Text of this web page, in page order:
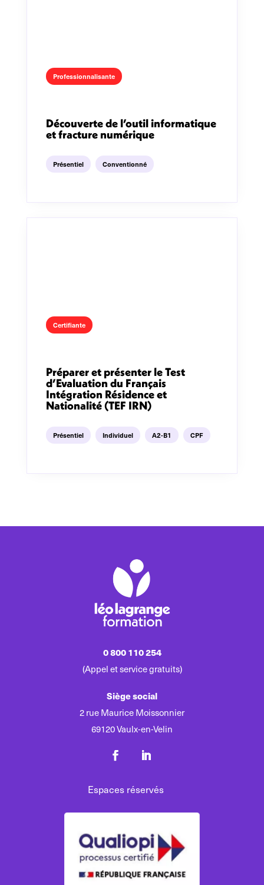
Professionnalisante
Découverte de l’outil informatique
et fracture numérique
Présentiel Conventionné
Certifiante
Préparer et présenter le Test
d’Evaluation du Français
Intégration Résidence et
Nationalité (TEF IRN)
Présentiel Individuel A2-B1 CPF
0 800 110 254
(Appel et service gratuits)
Siège social
2 rue Maurice Moissonnier
69120 Vaulx-en-Velin
Espaces réservés